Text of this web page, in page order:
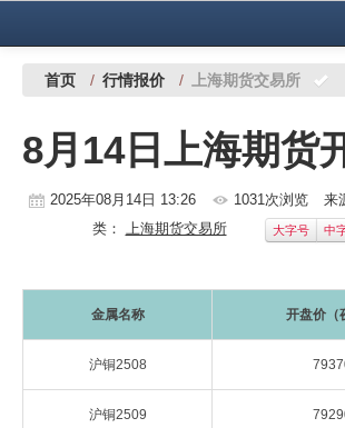
中国有色金属报社主办 广告服务
铜镍铅锌
铝
有色市场
科技
镁钛
首页 / 行情报价 / 上海期货交易所
8月14日上海期货
2025年08月14日 13:26 1031次浏览 来
类： 上海期货交易所 大字号 中
金属名称 开盘价（
沪铜2508
沪铜2509